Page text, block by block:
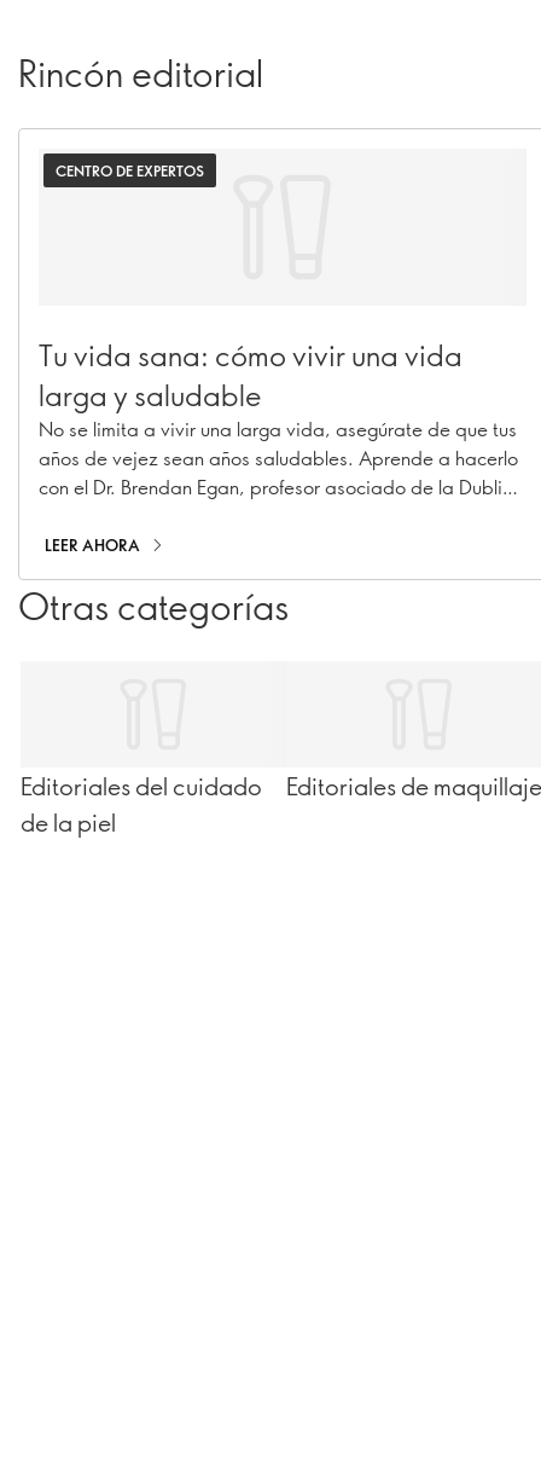
Rincón editorial
CENTRO DE EXPERTOS
Tu vida sana: cómo vivir una vida
larga y saludable
No se limita a vivir una larga vida, asegúrate de que tus
años de vejez sean años saludables. Aprende a hacerlo
con el Dr. Brendan Egan, profesor asociado de la Dublin
LEER AHORA
Otras categorías
Editoriales del cuidado
de la piel
Editoriales de maquillaje